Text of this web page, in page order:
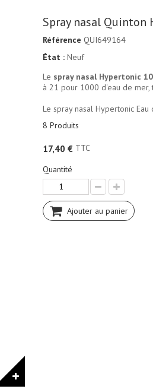
Spray nasal
Référence QUI649164
État : Neuf
Le spray nasal Hypertonic
à 21 pour 1000 d'eau de
Le spray nasal Hypertonic
8 Produits
17,40 € TTC
Quantité
Ajouter au panier